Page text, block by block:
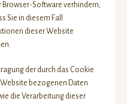
Browser-Software verhindern;
Sie in diesem Fall
dieser Website
der durch das Cookie
bezogenen Daten
die Verarbeitung dieser